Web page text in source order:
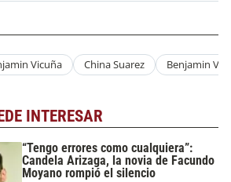
Vicuña China Suarez Benjamin
INTERESAR
“Tengo errores como cualquiera”:
Candela Arizaga, la novia de Facundo
Moyano rompió el silencio